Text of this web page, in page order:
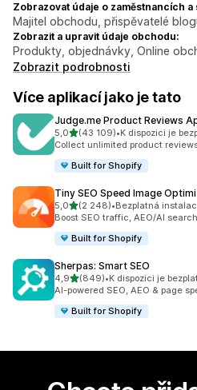
Zobrazovat údaje o zaměstnancích
Majitel obchodu, přispěvatelé
Zobrazit a upravit údaje obchodu:
Produkty, objednávky, Online
Zobrazit podrobnosti
Více aplikací jako je tato
Judge.me Product Reviews
5,0z 5 hvězd
(43 109)
Celkový počet recenzí: 43109
•K dispozici je
Collect unlimited product
Built for Shopify
Tiny SEO Speed Image
5,0z 5 hvězd
(2 248)
Celkový počet recenzí: 2248
•Bezplatná
Boost SEO traffic, AEO/AI
Built for Shopify
Sherpas: Smart SEO
4,9z 5 hvězd
(849)
Celkový počet recenzí: 849
•K dispozici je
AI-powered SEO, AEO & page
Built for Shopify